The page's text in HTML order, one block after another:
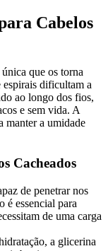
Cabelos
que os torna
espirais dificultam a
ao longo dos fios,
e sem vida. A
manter a umidade
Cacheados
de penetrar nos
é essencial para
de uma carga
a glicerina